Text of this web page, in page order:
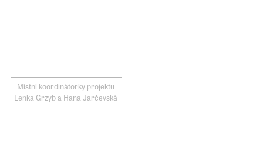
Místní koordinátorky projektu
Lenka Grzyb a Hana Jarčevská